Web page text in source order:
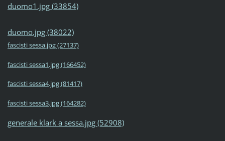
duomo1.jpg (33854)
duomo.jpg (38022)
fascisti sessa.jpg (27137)
fascisti sessa1.jpg (166452)
fascisti sessa4.jpg (81417)
fascisti sessa3.jpg (164282)
generale klark a sessa.jpg (52908)